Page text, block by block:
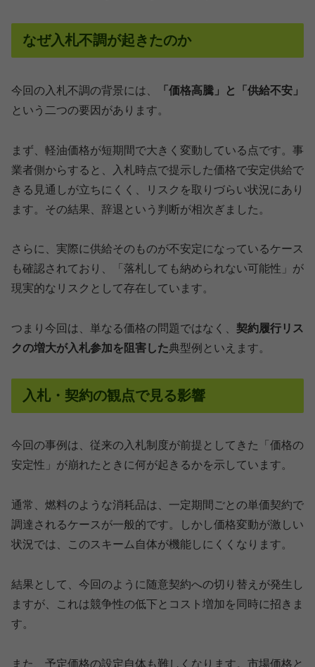
なぜ入札不調が起きたのか
今回の入札不調の背景には、
「価格高騰」と「供給不安」
という二つの要因があります。
まず、軽油価格が短期間で大きく変動している点です。事
業者側からすると、入札時点で提示した価格で安定供給で
きる見通しが立ちにくく、リスクを取りづらい状況にあり
ます。その結果、辞退という判断が相次ぎました。
さらに、実際に供給そのものが不安定になっているケース
も確認されており、「落札しても納められない可能性」が
現実的なリスクとして存在しています。
つまり今回は、単なる価格の問題ではなく、 契約履行リス
クの増大が入札参加を阻害した典型例といえます。
入札・契約の観点で見る影響
今回の事例は、従来の入札制度が前提としてきた「価格の
安定性」が崩れたときに何が起きるかを示しています。
通常、燃料のような消耗品は、一定期間ごとの単価契約で
調達されるケースが一般的です。しかし価格変動が激しい
状況では、このスキーム自体が機能しにくくなります。
結果として、今回のように随意契約への切り替えが発生し
ますが、これは競争性の低下とコスト増加を同時に招きま
す。
また、予定価格の設定自体も難しくなります。市場価格と